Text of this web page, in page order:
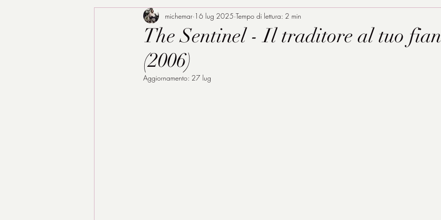
The Sentinel - Il traditore al tuo
(2006)
michemar 16 lug 2025 Tempo di lettura: 2 min
Aggiornamento: 27 lug